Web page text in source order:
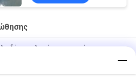
χαλκού για αυτοκίνητα
από υλικό extruder PVC FEP